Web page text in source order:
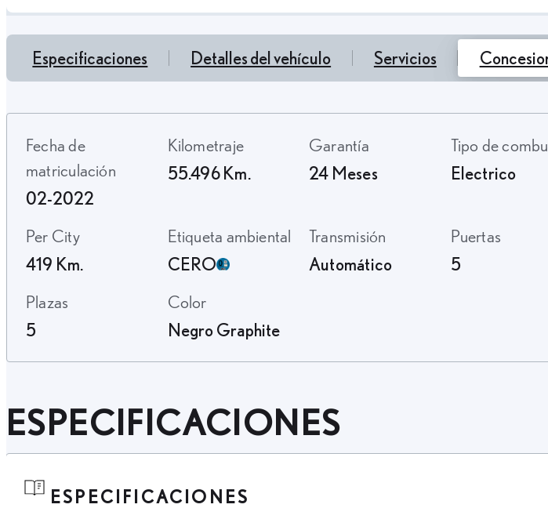
Especificaciones Detalles del vehículo Servicios
Fecha de
matriculación
02-2022
Kilometraje
55.496 Km.
Garantía
24 Meses
Tipo de
Electrico
Per City
419 Km.
Etiqueta ambiental
CERO
Transmisión
Automático
Puertas
5
Plazas
5
Color
Negro Graphite
ESPECIFICACIONES
ESPECIFICACIONES